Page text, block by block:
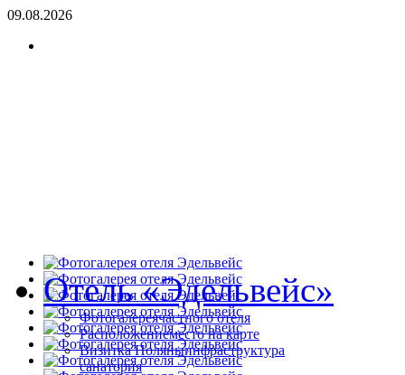
09.08.2026
Отель «Эдельвейс»
Фотогалереячастного отеля
Расположениеместо на карте
Визитка Поляныинфраструктура
санатория